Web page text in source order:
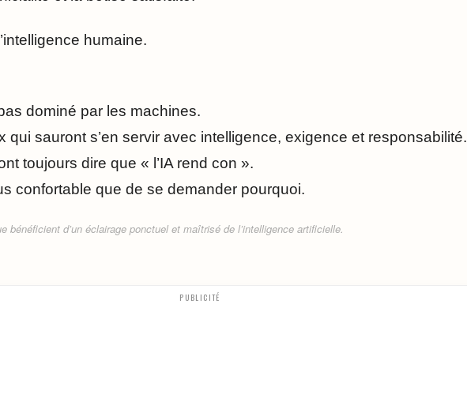
humaine.
dominé par les machines.
qui sauront s’en servir avec intelligence, exigence et responsabilité.
toujours dire que « l’IA rend con ».
confortable que de se demander pourquoi.
bénéficient d’un éclairage ponctuel et maîtrisé de l’intelligence artificielle.
PUBLICITÉ